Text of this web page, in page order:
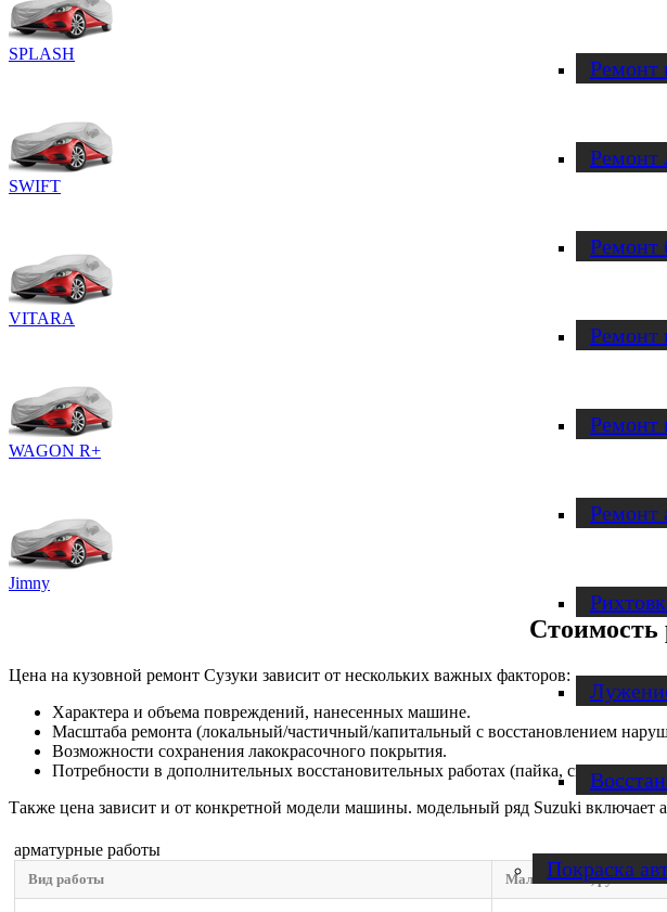
Ремонт
Ремонт
Ремонт
Ремонт
Ремонт
Ремонт
Покраска
SPLASH
SWIFT
VITARA
WAGON R+
Jimny
Стоимость
Цена на кузовной ремонт Сузуки зависит от нескольких важных факторов:
Характера и объема повреждений, нанесенных машине.
Масштаба ремонта (локальный/частичный/капитальный с восстановлением
Возможности сохранения лакокрасочного покрытия.
Потребности в дополнительных восстановительных работах (пайка, сварка,
Также цена зависит и от конкретной модели машины. модельный ряд Suzuki включает
арматурные работы
Вид работы Малый класс, руб.